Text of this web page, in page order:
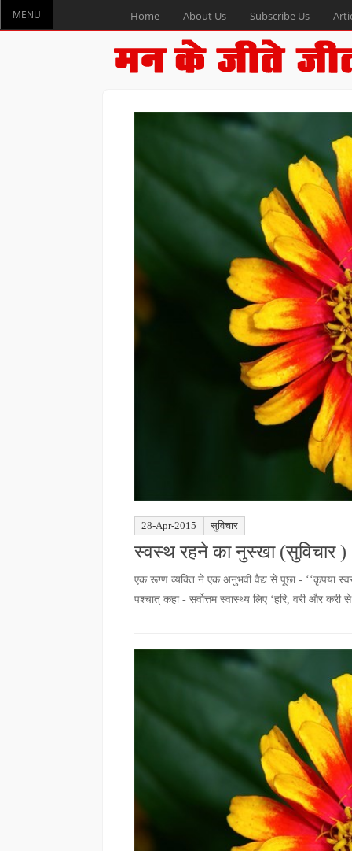
MENU Home About Us Subscribe Us
28-Apr-2015 सुविचार
स्वस्थ रहने का नुस्खा (सुविचार )
एक रूग्ण व्यक्ति ने एक अनुभवी वैद्य से पूछा - ‘‘कृपया
पश्चात् कहा - सर्वोत्तम स्वास्थ्य लिए ‘हरि, वरी और